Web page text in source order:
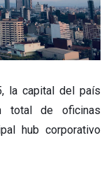
la capital del país
total de oficinas
hub corporativo